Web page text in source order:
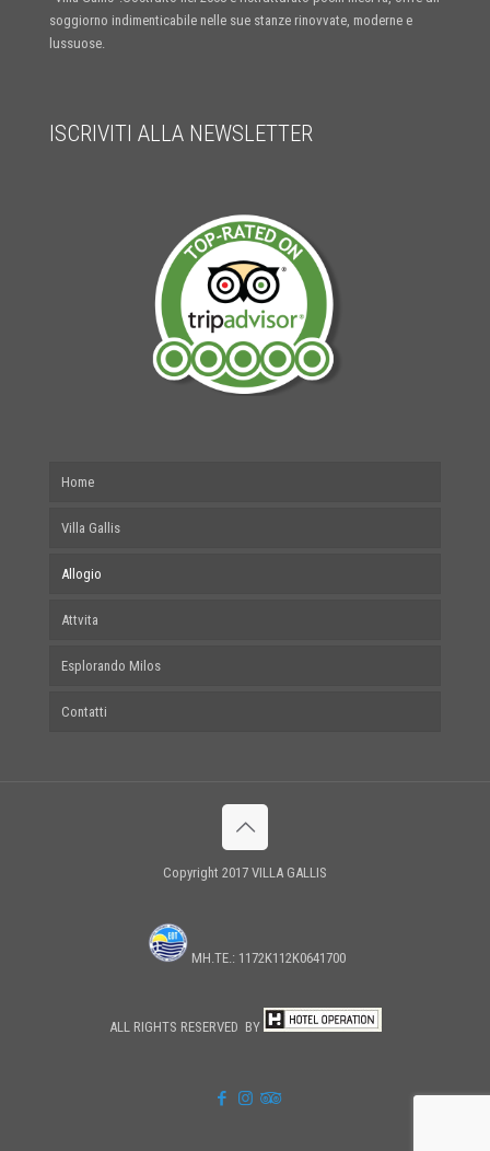
soggiorno indimenticabile nelle sue stanze rinovvate, moderne e
lussuose.
ISCRIVITI ALLA NEWSLETTER
Home
Villa Gallis
Allogio
Attvita
Esplorando Milos
Contatti
Copyright 2017 VILLA GALLIS
MH.TE.: 1172Κ112Κ0641700
ALL RIGHTS RESERVED BY